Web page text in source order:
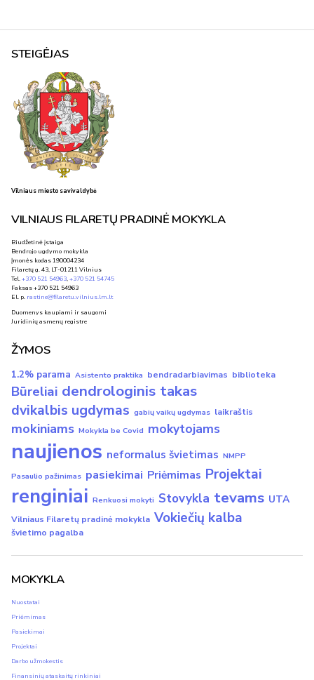
STEIGĖJAS
Vilniaus miesto savivaldybė
VILNIAUS FILARETŲ PRADINĖ MOKYKLA
Biudžetinė įstaiga
Bendrojo ugdymo mokykla
Įmonės kodas 190004234
Filaretų g. 43, LT-01211 Vilnius
Tel.+370 521 54963,+370 521 54745
Faksas +370 521 54963
El. p. rastine@filaretu.vilnius.lm.lt
Duomenys kaupiami ir saugomi
Juridinių asmenų registre
ŽYMOS
1.2% parama Asistento praktika bendradarbiavimas biblioteka
Būreliai dendrologinis takas
dvikalbis ugdymas gabių vaikų ugdymas laikraštis
mokiniams Mokykla be Covid mokytojams
naujienos neformalus švietimas NMPP
Pasaulio pažinimas pasiekimai Priėmimas Projektai
renginiai Renkuosi mokyti Stovykla tevams UTA
Vilniaus Filaretų pradinė mokykla Vokiečių kalba
švietimo pagalba
MOKYKLA
Nuostatai
Priėmimas
Pasiekimai
Projektai
Darbo užmokestis
Finansinių ataskaitų rinkiniai